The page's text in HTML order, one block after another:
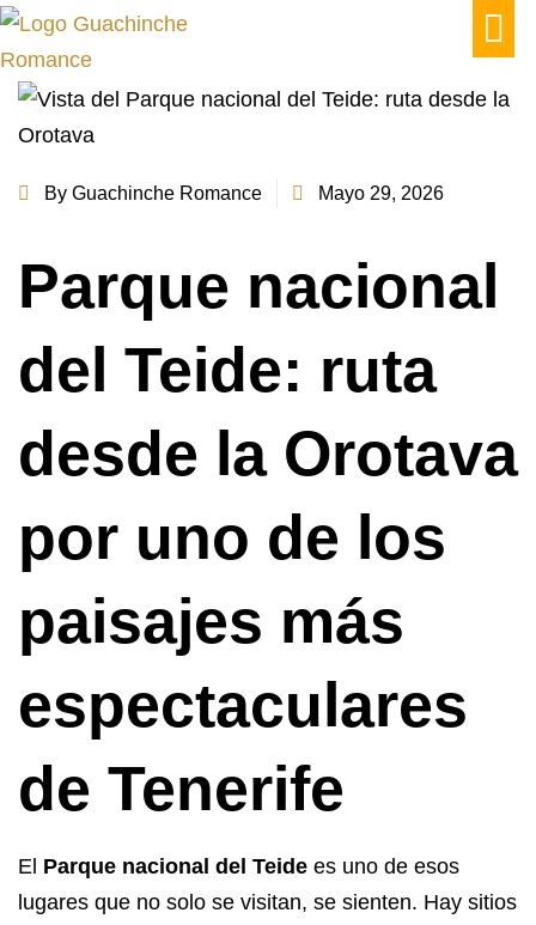
By Guachinche Romance Mayo 29, 2026
Parque nacional
del Teide: ruta
desde la Orotava
por uno de los
paisajes más
espectaculares
de Tenerife
El Parque nacional del Teide es uno de esos
lugares que no solo se visitan, se sienten. Hay sitios